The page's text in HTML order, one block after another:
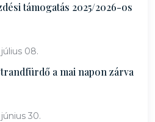
támogatás 2025/2026-os
08.
a mai napon zárva
30.